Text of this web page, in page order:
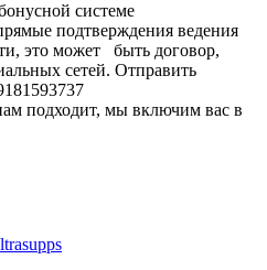
системе
подтверждения ведения
это может быть договор,
сетей. Отправить
подходит, мы включим вас в